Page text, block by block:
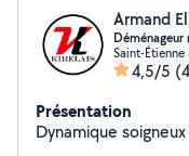
Armand
Déménageur
Saint-
4,5/5
Présentation
Dynamique